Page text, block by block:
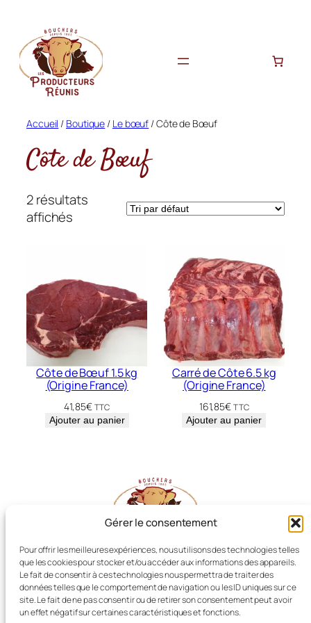
Gérer le consentement
Pour offrir les meilleures expériences, nous utilisons des technologies telles
que les cookies pour stocker et/ou accéder aux informations des appareils.
Le fait de consentir à ces technologies nous permettra de traiter des
données telles que le comportement de navigation ou les ID uniques sur ce
site. Le fait de ne pas consentir ou de retirer son consentement peut avoir
un effet négatif sur certaines caractéristiques et fonctions.
contenu
Accueil / Boutique / Le bœuf / Côte de Bœuf
Côte de Bœuf
2 résultats
affichés
Côte de Bœuf 1.5 kg
(Origine France)
41,85€ TTC
Ajouter au panier
Carré de Côte 6.5 kg
(Origine France)
161,85€ TTC
Ajouter au panier
Les Producteurs Réunis
Boucherie LIOT, Dissay (86)